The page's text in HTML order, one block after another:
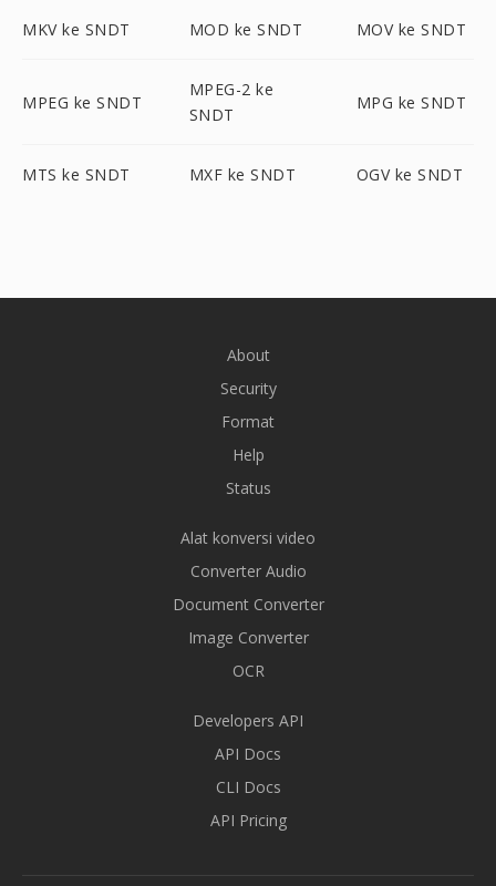
MKV ke SNDT MOD ke SNDT MOV ke SNDT
MPEG ke SNDT
MPEG-2 ke
SNDT
MPG ke SNDT
MTS ke SNDT MXF ke SNDT OGV ke SNDT
About
Security
Format
Help
Status
Alat konversi video
Converter Audio
Document Converter
Image Converter
OCR
Developers API
API Docs
CLI Docs
API Pricing